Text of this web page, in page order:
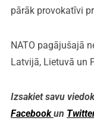
pārāk provokatīvi
NATO pagājušajā
Latvijā, Lietuvā un
Izsakiet savu
Facebookun